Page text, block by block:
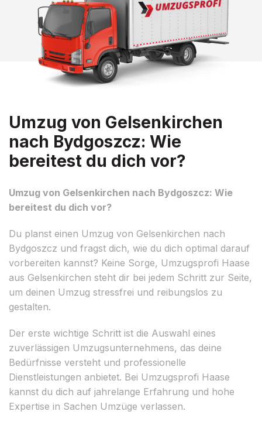
Umzug von Gelsenkirchen
nach Bydgoszcz: Wie
bereitest du dich vor?
Umzug von Gelsenkirchen nach Bydgoszcz: Wie
bereitest du dich vor?
Du planst einen Umzug von Gelsenkirchen nach
Bydgoszcz und fragst dich, wie du dich optimal darauf
vorbereiten kannst? Keine Sorge, Umzugsprofi Haase
aus Gelsenkirchen steht dir bei jedem Schritt zur Seite,
um deinen Umzug stressfrei und reibungslos zu
gestalten.
Der erste wichtige Schritt ist die Auswahl eines
zuverlässigen Umzugsunternehmens, das deine
Bedürfnisse versteht und professionelle
Dienstleistungen anbietet. Bei Umzugsprofi Haase
kannst du dich auf jahrelange Erfahrung und hohe
Expertise in Sachen Umzüge verlassen.